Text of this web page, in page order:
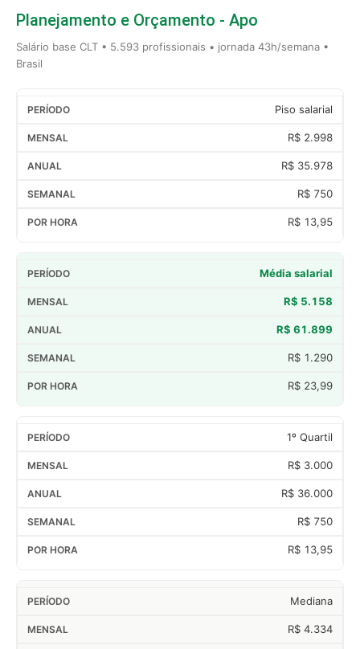
Planejamento e Orçamento - Apo
Salário base CLT • 5.593 profissionais • jornada 43h/semana •
Brasil
Piso salarial
R$ 2.998
R$ 35.978
R$ 750
R$ 13,95
Média salarial
R$ 5.158
R$ 61.899
R$ 1.290
R$ 23,99
1º Quartil
R$ 3.000
R$ 36.000
R$ 750
R$ 13,95
Mediana
R$ 4.334